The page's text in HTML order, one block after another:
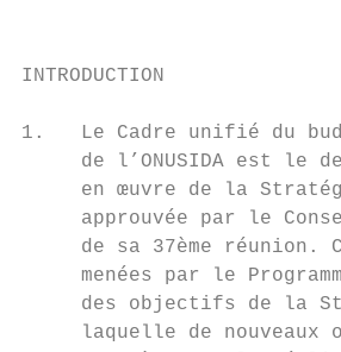
INTRODUCTION
1.   Le Cadre unifié du
de l’ONUSIDA est le
en œuvre de la
approuvée par le
de sa 37ème réunion.
menées par le
des objectifs de la
laquelle de nouveaux